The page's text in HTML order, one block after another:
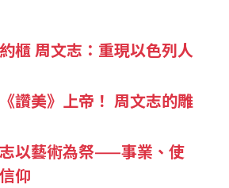
櫃 周文志：重現以色列人
讚美》上帝！ 周文志的雕
志以藝術為祭——事業、使
仰